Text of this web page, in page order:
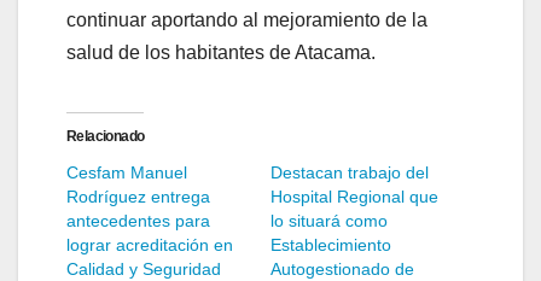
continuar aportando al mejoramiento de la
salud de los habitantes de Atacama.
Relacionado
Cesfam Manuel
Rodríguez entrega
antecedentes para
lograr acreditación en
Calidad y Seguridad
Destacan trabajo del
Hospital Regional que
lo situará como
Establecimiento
Autogestionado de